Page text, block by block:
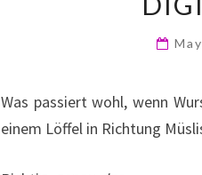
Was passiert wohl, wenn
einem Löffel in Richtung